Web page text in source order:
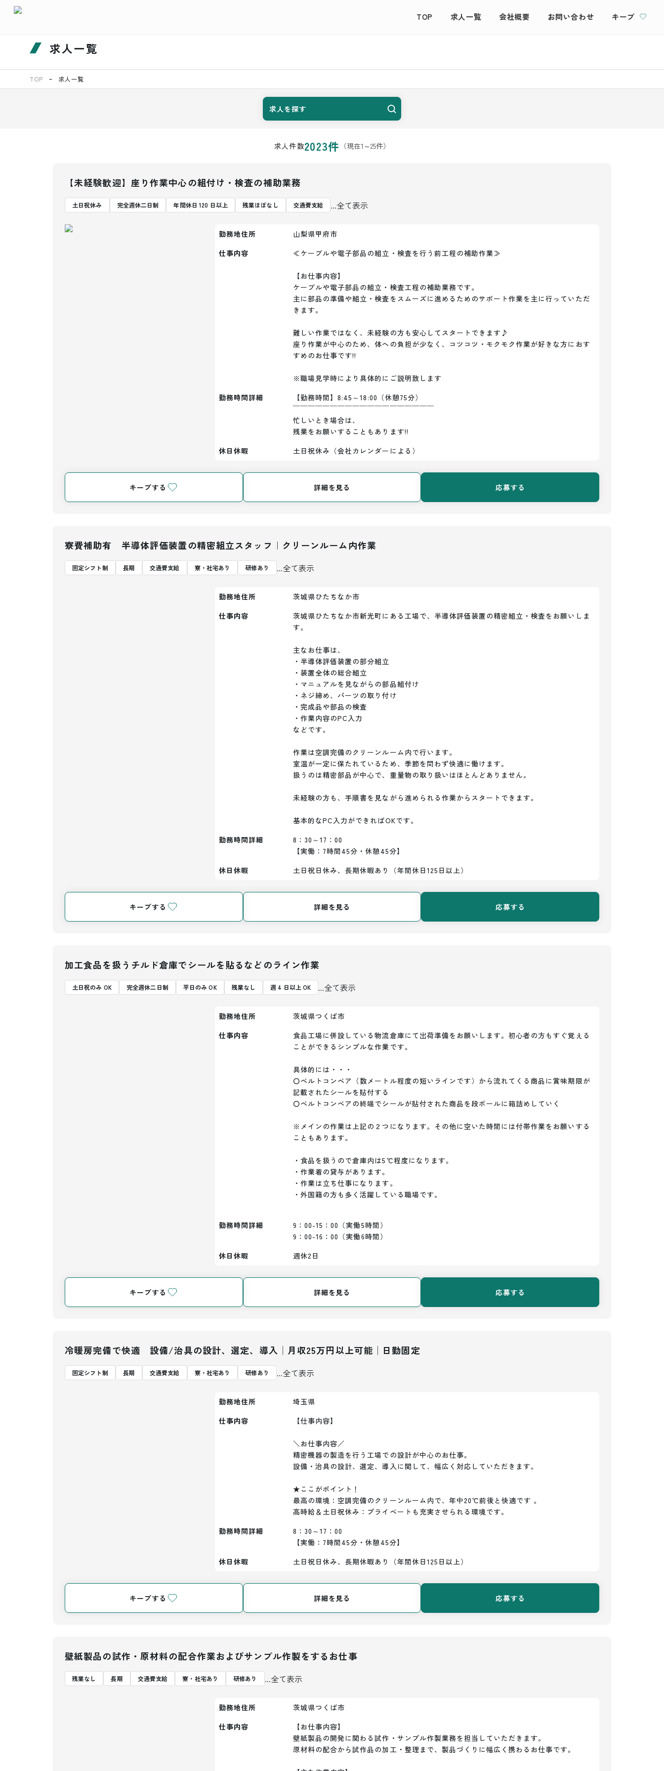
TOP 求人一覧 会社概要 お問い合わせ キープ
求人一覧
TOP 求人一覧
求人を探す
求人件数2023件 （現在1 ～25件）
【未経験歓迎】座り作業中心の組付け・検査の補助業務
土日祝休み 完全週休二日制 年間休日 120 日以上 残業ほぼなし 交通費支給 ...全て表示
勤務地住所
山梨県甲府市
仕事内容
≪ケーブルや電子部品の組立・検査を行う前工程の補助作業≫
【お仕事内容】
ケーブルや電子部品の組立・検査工程の補助業務です。
主に部品の準備や組立・検査をスムーズに進めるためのサポート作業を主に行っていただ
きます。
難しい作業ではなく、未経験の方も安心してスタートできます♪
座り作業が中心のため、体への負担が少なく、コツコツ・モクモク作業が好きな方におす
すめのお仕事です!!
※職場見学時により具体的にご説明致します
勤務時間詳細
【勤務時間】8:45～18:00（休憩75分）
￣￣￣￣￣￣￣￣￣￣￣￣￣￣￣￣￣￣￣
忙しいとき場合は、
残業をお願いすることもあります!!
休日休暇
土日祝休み（会社カレンダーによる）
キープする 詳細を見る 応募する
寮費補助有 半導体評価装置の精密組立スタッフ｜クリーンルーム内作業
固定シフト制 長期 交通費支給 寮・社宅あり 研修あり ...全て表示
勤務地住所
茨城県ひたちなか市
仕事内容
茨城県ひたちなか市新光町にある工場で、半導体評価装置の精密組立・検査をお願いしま
す。
主なお仕事は、
・半導体評価装置の部分組立
・装置全体の総合組立
・マニュアルを見ながらの部品組付け
・ネジ締め、パーツの取り付け
・完成品や部品の検査
・作業内容のPC入力
などです。
作業は空調完備のクリーンルーム内で行います。
室温が一定に保たれているため、季節を問わず快適に働けます。
扱うのは精密部品が中心で、重量物の取り扱いはほとんどありません。
未経験の方も、手順書を見ながら進められる作業からスタートできます。
勤務時間詳細
8：30～17：00
【実働：7時間45分・休憩45分】
休日休暇
土日祝日休み、長期休暇あり（年間休日125日以上）
キープする 詳細を見る 応募する
加工食品を扱うチルド倉庫でシールを貼るなどのライン作業
土日祝のみ OK 完全週休二日制 平日のみ OK 残業なし 週 4 日以上 OK ...全て表示
勤務地住所
茨城県つくば市
仕事内容
食品工場に併設している物流倉庫にて出荷準備をお願いします。初心者の方もすぐ覚える
ことができるシンプルな作業です。
具体的には・・・
〇ベルトコンベア（数メートル程度の短いラインです）から流れてくる商品に賞味期限が
記載されたシールを貼付する
〇ベルトコンベアの終端でシールが貼付された商品を段ボールに箱詰めしていく
※メインの作業は上記の２つになります。その他に空いた時間には付帯作業をお願いする
こともあります。
・食品を扱うので倉庫内は5℃程度になります。
・作業着の貸与があります。
・作業は立ち仕事になります。
・外国籍の方も多く活躍している職場です。
勤務時間詳細
9：00-15：00（実働5時間）
9：00-16：00（実働6時間）
休日休暇
週休2日
キープする 詳細を見る 応募する
冷暖房完備で快適 設備/治具の設計、選定、導入│月収25万円以上可能│日勤固定
固定シフト制 長期 交通費支給 寮・社宅あり 研修あり ...全て表示
勤務地住所
埼玉県
仕事内容
【仕事内容】
＼お仕事内容／
精密機器の製造を行う工場での設計が中心のお仕事。
設備・治具の設計、選定、導入に関して、幅広く対応していただきます。
★ここがポイント！
最高の環境：空調完備のクリーンルーム内で、年中20℃前後と快適です 。
高時給＆土日祝休み：プライベートも充実させられる環境です。
勤務時間詳細
8：30～17：00
【実働：7時間45分・休憩45分】
休日休暇
土日祝日休み、長期休暇あり（年間休日125日以上）
キープする 詳細を見る 応募する
壁紙製品の試作・原材料の配合作業およびサンプル作製をするお仕事
残業なし 長期 交通費支給 寮・社宅あり 研修あり ...全て表示
勤務地住所
茨城県つくば市
仕事内容
【お仕事内容】
壁紙製品の開発に関わる試作・サンプル作製業務を担当していただきます。
原材料の配合から試作品の加工・整理まで、製品づくりに幅広く携わるお仕事です。